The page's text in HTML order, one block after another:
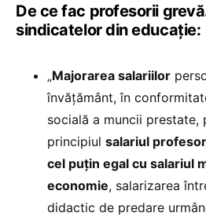
De ce fac profesorii
sindicatelor din educație:
„Majorarea salariilor
învățământ, în
socială a muncii prestate,
principiul salariul
cel puțin egal cu salariul
economie, salarizarea
didactic de predare